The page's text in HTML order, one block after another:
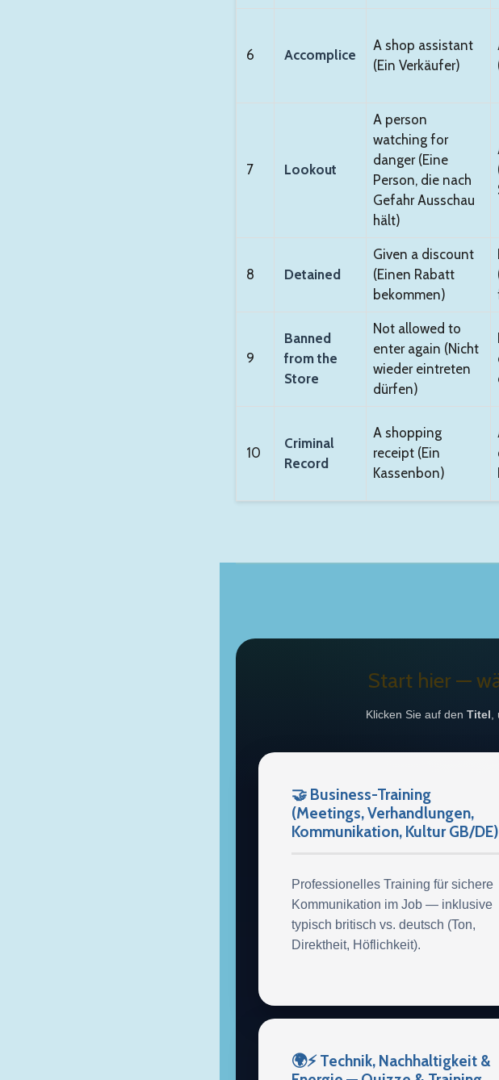
6 Accomplice
A shop assistant
(Ein Verkäufer)
7 Lookout
A person
watching for
danger (Eine
Person, die nach
Gefahr Ausschau
hält)
8 Detained
Given a discount
(Einen Rabatt
bekommen)
9
Banned
from the
Store
Not allowed to
enter again (Nicht
wieder eintreten
dürfen)
10
Criminal
Record
A shopping
receipt (Ein
Kassenbon)
Start hier —
Klicken Sie auf den Titel ,
🤝 Business-Training
(Meetings, Verhandlungen,
Kommunikation, Kultur GB/DE)
Professionelles Training für sichere
Kommunikation im Job — inklusive
typisch britisch vs. deutsch (Ton,
Direktheit, Höflichkeit).
🌍⚡ Technik, Nachhaltigkeit &